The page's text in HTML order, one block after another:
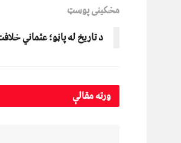
مخکینی پوسټ
د تاریخ له پاڼو؛ عثماني
ورتهمقالې